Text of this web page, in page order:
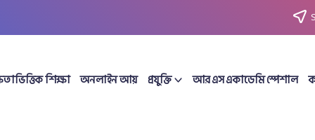
শিক্ষা অনলাইন আয় প্রযুক্তি আর এস একাডেমি স্পেশাল